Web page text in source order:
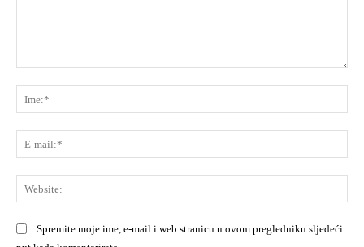
Spremite moje ime, e-mail i web stranicu u ovom pregledniku sljedeći